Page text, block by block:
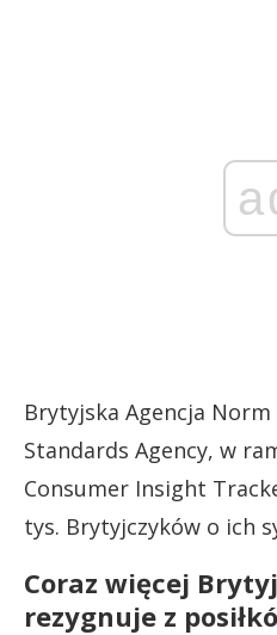
Brytyjska Agencja
Standards Agency, w
Consumer Insight
tys. Brytyjczyków o ich
Coraz więcej
rezygnuje z